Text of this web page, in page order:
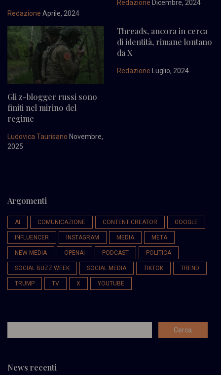
Redazione Aprile, 2024
Redazione Dicembre, 2024
Gli z-blogger russi sono
finiti nel mirino del
regime
Ludovica Taurisano Novembre,
2025
Threads, ancora in cerca
di identità, rimane lontano
da X
Redazione Luglio, 2024
Argomenti
AI COMUNICAZIONE CONTENT CREATOR GOOGLE
INFLUENCER INSTAGRAM MEDIA META
NEW MEDIA OPENAI PODCAST POLITICA
SOCIAL BUZZ WEEK SOCIAL MEDIA TIKTOK TREND
TRUMP TV X YOUTUBE
News recenti